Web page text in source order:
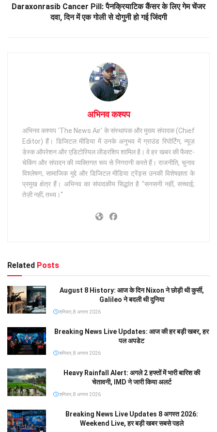
Daraxonrasib Cancer Pill: पैनक्रियाटिक कैंसर के लिए गेम चेंजर
दवा, दिन में एक गोली से दोगुनी हो गई जिंदगी
अभिनव कश्यप
अभिनव कश्यप 'The News Air' के संस्थापक और मुख्य संपादक (Chief
Editor) हैं। डिजिटल मीडिया में उनके अनुभव में ग्राउंड रिपोर्टिंग, न्यूज़
डेस्क ऑपरेशन और एडिटोरियल लीडरशिप शामिल है। वे हर खबर की फैक्ट-
चेकिंग और संपादन की व्यक्तिगत रूप से निगरानी करते हैं। राजनीति, चुनाव
विश्लेषण, सामाजिक मुद्दे और डिजिटल मीडिया ट्रेंड्स उनकी विशेषज्ञता के
प्रमुख क्षेत्र हैं। अभिनव का संपादकीय सिद्धांत है "सनसनी नहीं, सच्चाई;
तेज़ी नहीं, तथ्य।"
Related Posts
August 8 History: आज के दिन Nixon ने छोड़ी थी कुर्सी,
Galileo ने बदली थी दुनिया
शनिवार, 8 अगस्त 2026
Breaking News Live Updates: आज की हर बड़ी खबर, हर
पल अपडेट
शनिवार, 8 अगस्त 2026
Heavy Rainfall Alert: अगले 2 हफ्तों में भारी बारिश की
चेतावनी, IMD ने जारी किया अलर्ट
शनिवार, 8 अगस्त 2026
Breaking News Live Updates 8 अगस्त 2026:
Weekend Live, हर बड़ी खबर सबसे पहले